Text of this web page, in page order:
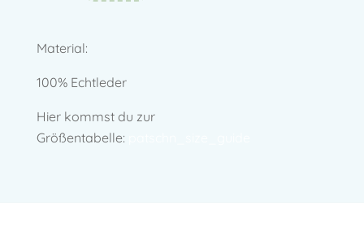
Material:
100% Echtleder
Hier kommst du zur
Größentabelle: